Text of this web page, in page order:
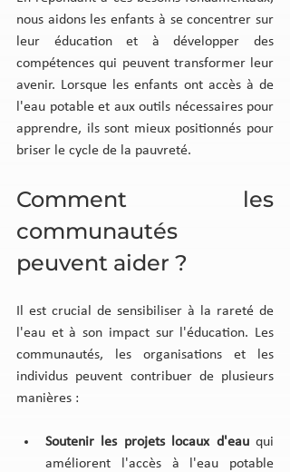
nous aidons les enfants à se concentrer sur
leur éducation et à développer des
compétences qui peuvent transformer leur
avenir. Lorsque les enfants ont accès à de
l'eau potable et aux outils nécessaires pour
apprendre, ils sont mieux positionnés pour
briser le cycle de la pauvreté.
Comment les
communautés
peuvent aider ?
Il est crucial de sensibiliser à la rareté de
l'eau et à son impact sur l'éducation. Les
communautés, les organisations et les
individus peuvent contribuer de plusieurs
manières :
Soutenir les projets locaux d'eau qui
améliorent l'accès à l'eau potable